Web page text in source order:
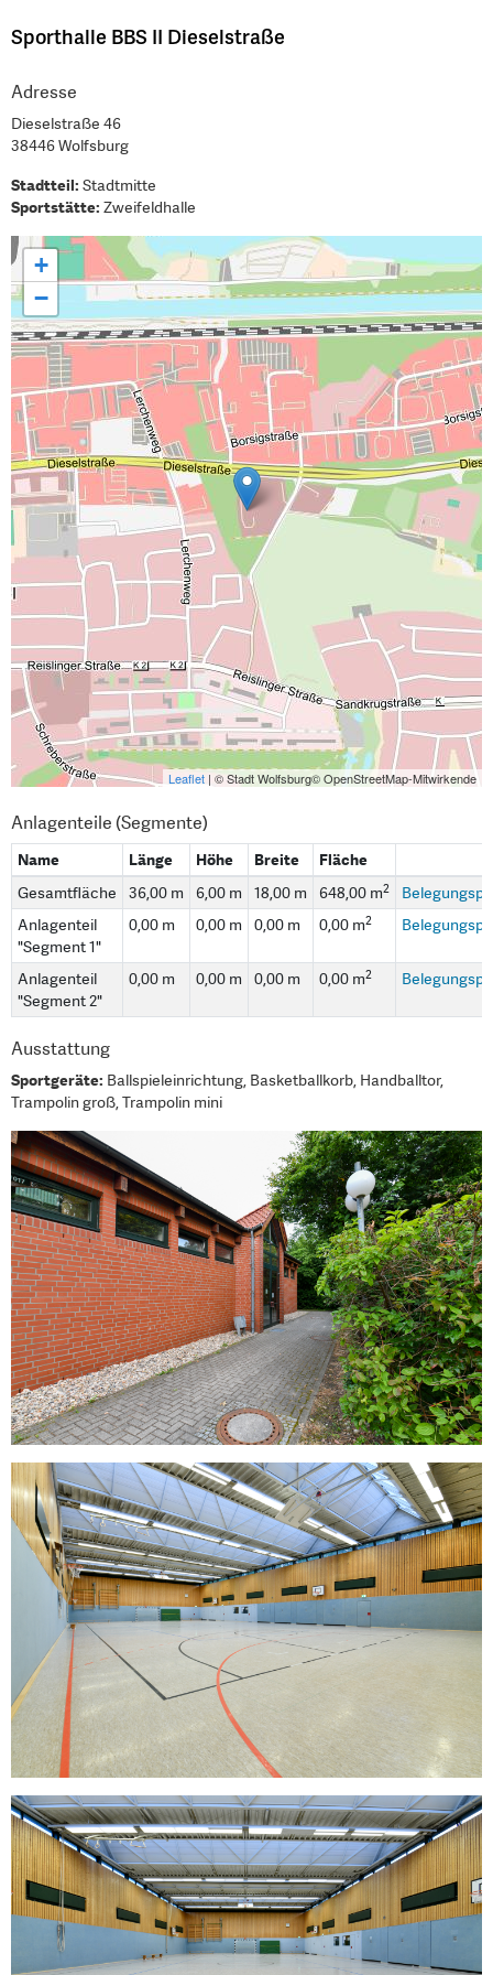
Sporthalle BBS II Dieselstraße
Adresse
Dieselstraße 46
38446 Wolfsburg
Stadtteil: Stadtmitte
Sportstätte: Zweifeldhalle
+
−
Leaflet | © Stadt Wolfsburg© OpenStreetMap-Mitwirkende
Anlagenteile (Segmente)
Name Länge Höhe Breite
Fläche
Gesamtfläche
36,00 m 6,00 m 18,00 m 648,00 m2
Anlagenteil
"Segment 1"
0,00 m 0,00 m 0,00 m 0,00 m2
Anlagenteil
"Segment 2"
0,00 m 0,00 m 0,00 m 0,00 m2
Ausstattung
Sportgeräte: Ballspieleinrichtung, Basketballkorb, Handballtor,
Trampolin groß, Trampolin mini